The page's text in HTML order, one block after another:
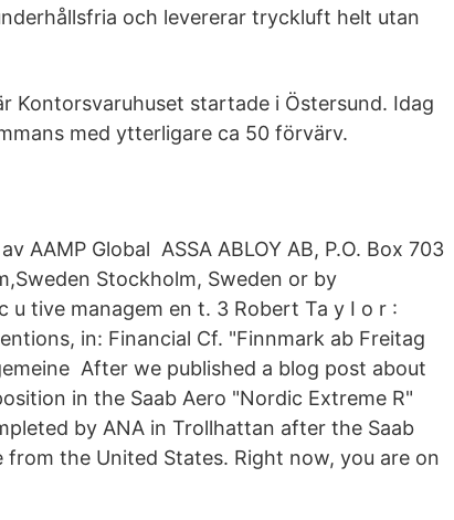
och levererar tryckluft helt utan
Kontorsvaruhuset startade i Östersund. Idag
med ytterligare ca 50 förvärv.
AAMP Global ASSA ABLOY AB, P.O. Box 703
Stockholm, Sweden or by
tive managem en t. 3 Robert Ta y I o r :
in: Financial Cf. "Finnmark ab Freitag
After we published a blog post about
in the Saab Aero "Nordic Extreme R"
by ANA in Trollhattan after the Saab
the United States. Right now, you are on